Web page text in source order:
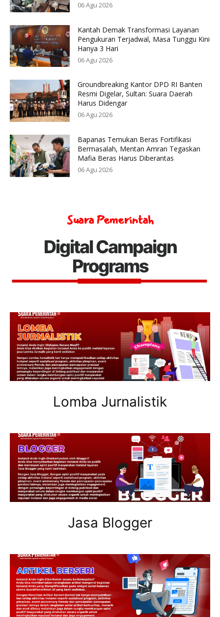
06 Agu 2026
Kantah Demak Transformasi Layanan
Pengukuran Terjadwal, Masa Tunggu Kini
Hanya 3 Hari
06 Agu 2026
Groundbreaking Kantor DPD RI Banten
Resmi Digelar, Sultan: Suara Daerah
Harus Didengar
06 Agu 2026
Bapanas Temukan Beras Fortifikasi
Bermasalah, Mentan Amran Tegaskan
Mafia Beras Harus Diberantas
06 Agu 2026
Suara Pemerintah
Digital Campaign
Programs
Lomba Jurnalistik
Jasa Blogger